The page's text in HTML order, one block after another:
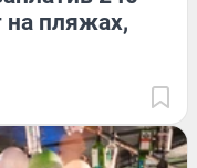
на пляжах,